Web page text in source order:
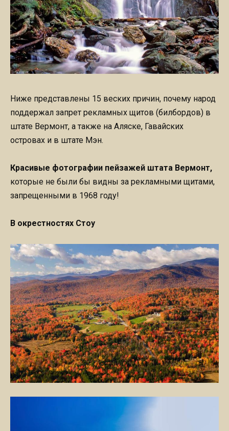
Ниже представлены 15 веских причин, почему народ
поддержал запрет рекламных щитов (билбордов) в
штате Вермонт, а также на Аляске, Гавайских
островах и в штате Мэн.
Красивые фотографии пейзажей штата Вермонт,
которые не были бы видны за рекламными щитами,
запрещенными в 1968 году!
В окрестностях Стоу